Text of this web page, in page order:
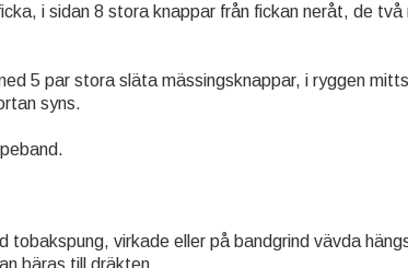
i sidan 8 stora knappar från fickan neråt, de två
5 par stora släta mässingsknappar, i ryggen
syns.
tobakspung, virkade eller på bandgrind vävda
bäras till dräkten.